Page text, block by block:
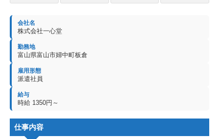
会社名
株式会社一心堂
勤務地
富山県富山市婦中町板倉
雇用形態
派遣社員
給与
時給 1350円～
仕事内容